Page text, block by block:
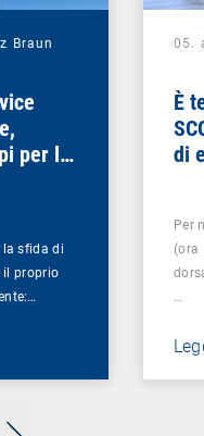
Braun
per le
la sfida di
il proprio
05.
È
di
Per
(ora
…